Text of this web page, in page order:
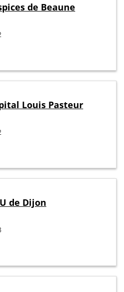
de Beaune
Louis Pasteur
de Dijon